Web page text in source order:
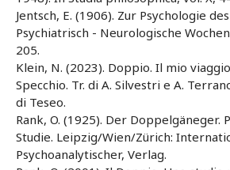
Jentsch, E. (1906). Zur Psychologie
Psychiatrisch - Neurologische
205.
Klein, N. (2023). Doppio. Il mio
Specchio. Tr. di A. Silvestri e A.
di Teseo.
Rank, O. (1925). Der Doppelgäneger.
Studie. Leipzig/Wien/Zürich:
Psychoanalytischer, Verlag.